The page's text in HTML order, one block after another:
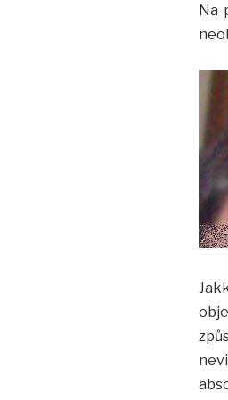
Na